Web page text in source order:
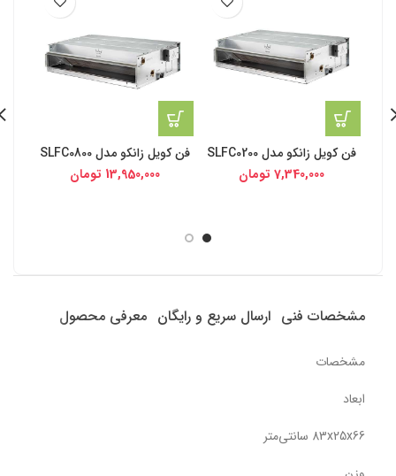
فن کویل زانکو مدل SLFC0200
7,340,000 تومان
فن کویل زانکو مدل SLFC0800
13,950,000 تومان
مشخصات فنی ارسال سریع و رایگان معرفی محصول
مشخصات
ابعاد
83x25x66 سانتی‌متر